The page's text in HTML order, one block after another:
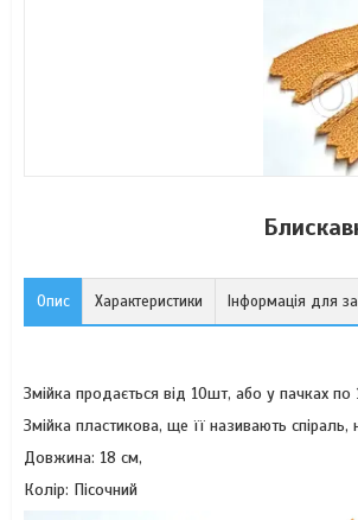
Опис Характеристики Інформація для
Змійка продається від 10шт, або у пачках
Змійка пластикова, ще її називають
Довжина: 18 см,
Колір: Пісочний